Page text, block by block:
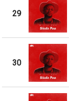
29
30